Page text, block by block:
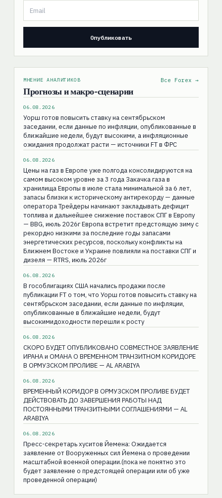
МНЕНИЕ АНАЛИТИКОВ
Прогнозы и макро-сценарии
Все Forex →
06.08.2026
Уорш готов повысить ставку на сентябрьском
заседании, если данные по инфляции, опубликованные в
ближайшие недели, будут высокими, а инфляционные
ожидания продолжат расти — источники FT в ФРС
06.08.2026
Цены на газ в Европе уже полгода консолидируются на
самом высоком уровне за 3 года Закачка газа в
хранилища Европы в июле стала минимальной за 6 лет,
запасы близки к историческому антирекорду — данные
оператора Трейдеры начинают закладывать дефицит
топлива и дальнейшее снижение поставок СПГ в Европу
— BBG, июль 2026г Европа встретит предстоящую зиму с
рекордно низкими за последние годы запасами
энергетических ресурсов, поскольку конфликты на
Ближнем Востоке и Украине повлияли на поставки СПГ и
дизеля — RTRS, июль 2026г
06.08.2026
В гособлигациях США начались продажи после
публикации FT о том, что Уорш готов повысить ставку на
сентябрьском заседании, если данные по инфляции,
опубликованные в ближайшие недели, будут
высокимидоходности перешли к росту
06.08.2026
СКОРО БУДЕТ ОПУБЛИКОВАНО СОВМЕСТНОЕ ЗАЯВЛЕНИЕ
ИРАНА и ОМАНА О ВРЕМЕННОМ ТРАНЗИТНОМ КОРИДОРЕ
В ОРМУЗСКОМ ПРОЛИВЕ — AL ARABIYA
06.08.2026
ВРЕМЕННЫЙ КОРИДОР В ОРМУЗСКОМ ПРОЛИВЕ БУДЕТ
ДЕЙСТВОВАТЬ ДО ЗАВЕРШЕНИЯ РАБОТЫ НАД
ПОСТОЯННЫМИ ТРАНЗИТНЫМИ СОГЛАШЕНИЯМИ — AL
ARABIYA
06.08.2026
Пресс-секретарь хуситов Йемена: Ожидается
заявление от Вооруженных сил Йемена о проведении
масштабной военной операции.(пока не понятно это
будет заявление о предстоящей операции или об уже
проведенной операции)